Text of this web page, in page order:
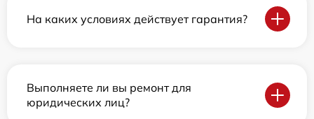
На каких условиях действует гарантия?
Выполняете ли вы ремонт для
юридических лиц?